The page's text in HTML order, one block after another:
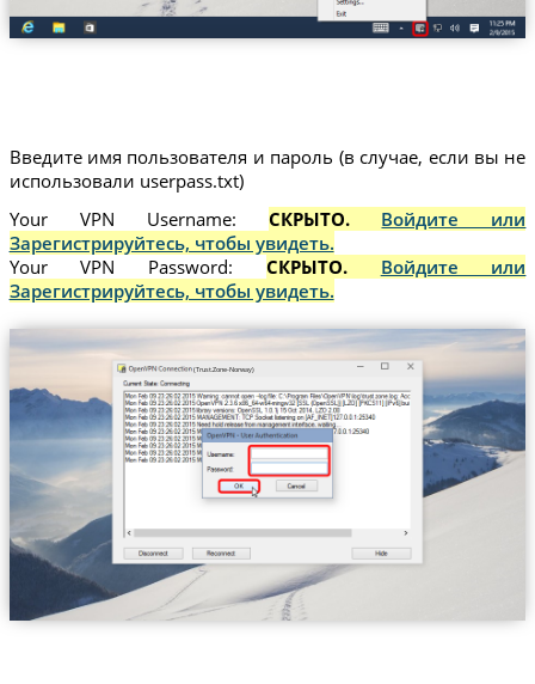
Введите имя пользователя и пароль (в случае, если вы не
использовали userpass.txt)
Your VPN Username: СКРЫТО. Войдите или
Зарегистрируйтесь, чтобы увидеть.
Your VPN Password: СКРЫТО. Войдите или
Зарегистрируйтесь, чтобы увидеть.
(Trust.Zone-Norway)